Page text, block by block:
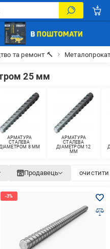
та ремонт 🔨
25 мм
АРМАТУРА
СТАЛЕВА
8 ММ
АРМАТУРА
СТАЛЕВА
ДІАМЕТРОМ 12
ММ
Продавець очистити